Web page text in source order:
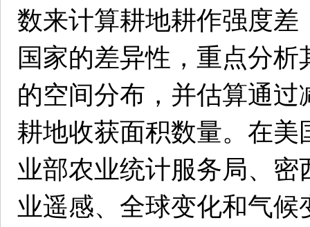
数来计算耕地耕作强度
国家的差异性，重点分
的空间分布，并估算通
耕地收获面积数量。在
业部农业统计服务局、
业遥感、全球变化和气